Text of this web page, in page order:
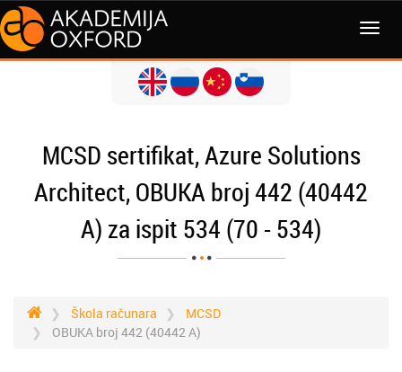
MCSD sertifikat, Azure Solutions
Architect, OBUKA broj 442 (40442
A) za ispit 534 (70 - 534)
Škola računara
MCSD
OBUKA broj 442 (40442 A)